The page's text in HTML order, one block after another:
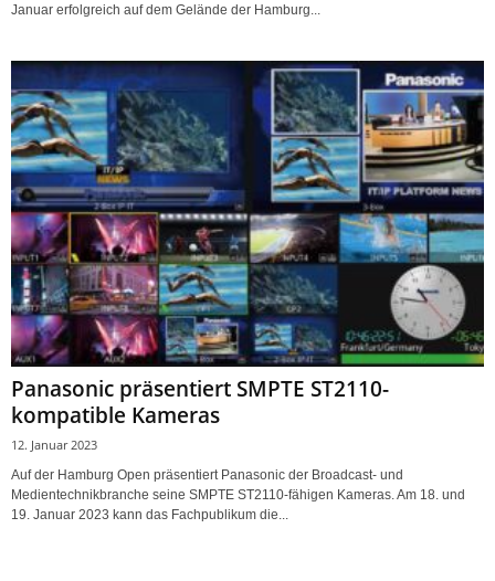
Januar erfolgreich auf dem Gelände der Hamburg...
Panasonic präsentiert SMPTE ST2110-
kompatible Kameras
12. Januar 2023
Auf der Hamburg Open präsentiert Panasonic der Broadcast- und
Medientechnikbranche seine SMPTE ST2110-fähigen Kameras. Am 18. und
19. Januar 2023 kann das Fachpublikum die...